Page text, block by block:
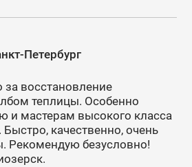
Петербург
восстановление
теплицы. Особенно
и мастерам высокого класса
качественно, очень
Рекомендую безусловно!